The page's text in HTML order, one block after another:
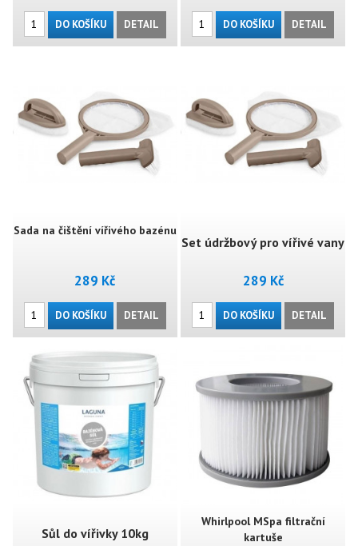
DO KOŠÍKU DETAIL DO KOŠÍKU DETAIL
Sada na čištění vířivého bazénu
289 Kč
DO KOŠÍKU DETAIL
Set údržbový pro vířivé vany
289 Kč
DO KOŠÍKU DETAIL
Sůl do vířivky 10kg
Whirlpool MSpa filtrační
kartuše